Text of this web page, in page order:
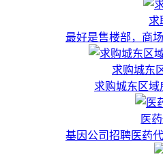
求
最好是售楼部，商
求购城东
求购城东区域
医
基因公司招聘医药